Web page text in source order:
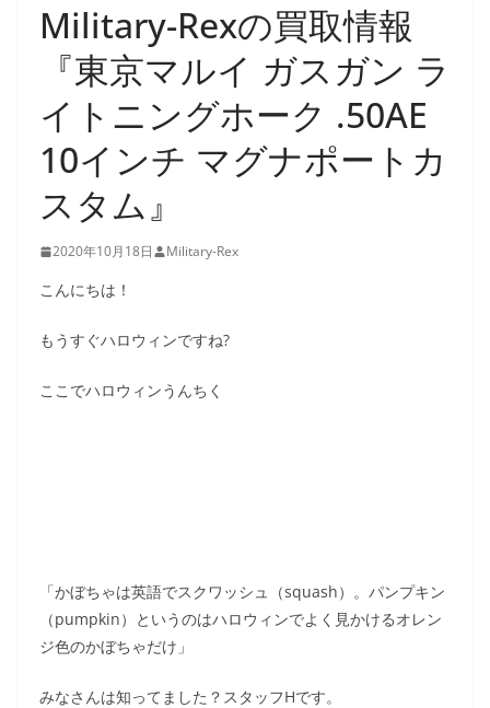
Military-Rexの買取情報
『東京マルイ ガスガン ラ
イトニングホーク .50AE
10インチ マグナポートカ
スタム』
2020年10月18日 Military-Rex
こんにちは！
もうすぐハロウィンですね?
ここでハロウィンうんちく
「かぼちゃは英語でスクワッシュ（squash）。パンプキン
（pumpkin）というのはハロウィンでよく見かけるオレン
ジ色のかぼちゃだけ」
みなさんは知ってました？スタッフHです。